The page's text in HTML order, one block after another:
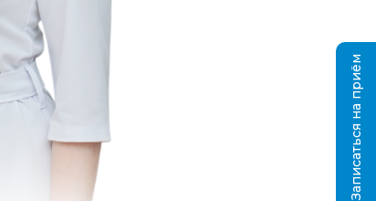
Записаться на приём